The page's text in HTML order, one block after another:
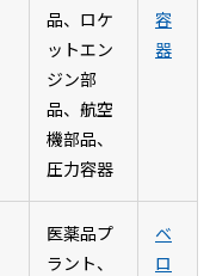
品、ロケ
ットエン
ジン部
品、航空
機部品、
圧力容器
容
器
医薬品プ
ラント、
ベ
ロ